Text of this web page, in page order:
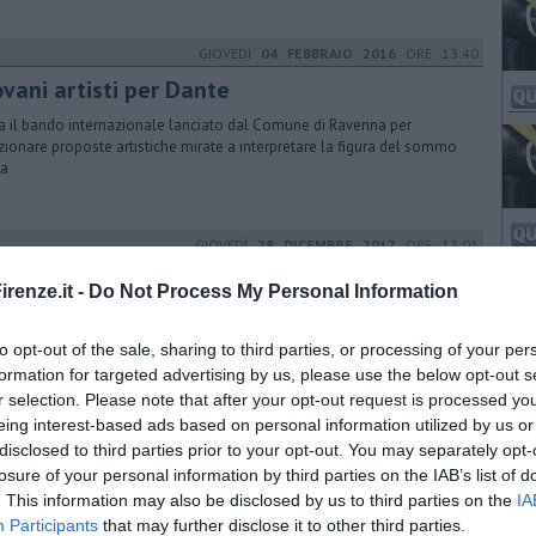
- Do Not Process My Personal Information
opt-out of the sale, sharing to third parties, or processing of your
for targeted advertising by us, please use the below opt-out
selection. Please note that after your opt-out request is processed
interest-based ads based on personal information utilized by us
to third parties prior to your opt-out. You may separately
of your personal information by third parties on the IAB’s list of
This information may also be disclosed by us to third parties on the
Participants that may further disclose it to other third parties.
GIOVEDÌ 04 FEBBRAIO 2016 ORE 13:40
artisti per Dante
il bando internazionale lanciato dal Comune di Ravenna per
proposte artistiche mirate a interpretare la figura del sommo
GIOVEDÌ28 DICEMBRE 2017ORE 13:01
un restauro, visite guidate a
dell'associazione Mercurio offrono visite guidate al chiostro e al
di Ognissanti per raccogliere fondi a favore della parrocchia
MARTEDÌ27 OTTOBRE 2015ORE 14:25
verde di Reggello
che si preannuncia ottima, torna la 42° edizione della
dell'olio extravergine d'oliva dopo lo stop dello scorso anno